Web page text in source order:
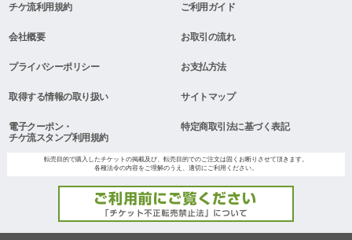
チケ流利用規約 ご利用ガイド
会社概要 お取引の流れ
プライバシーポリシー お支払方法
取得する情報の取り扱い サイトマップ
電子クーポン・
チケ流スタンプ利用規約
特定商取引法に基づく表記
転売目的で購入したチケットの掲載及び、転売目的でのご注文は固くお断りさせて頂きます。
各種法令の内容をご理解のうえ、適切にご利用ください。